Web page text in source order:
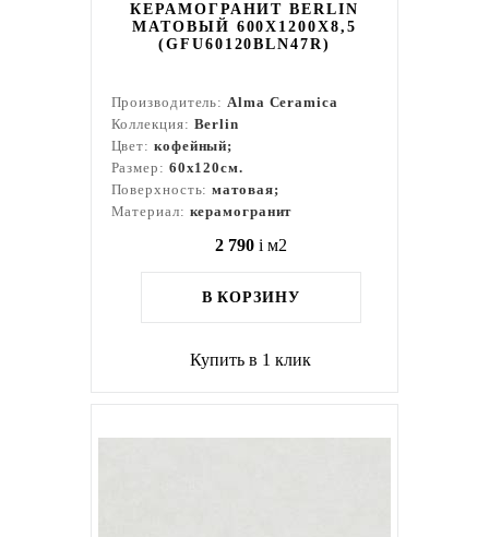
КЕРАМОГРАНИТ BERLIN
МАТОВЫЙ 600X1200X8,5
(GFU60120BLN47R)
Производитель:Alma Ceramica
Коллекция: Berlin
Цвет: кофейный;
Размер: 60x120см.
Поверхность:матовая;
Материал: керамогранит
2 790 i м2
В КОРЗИНУ
Купить в 1 клик